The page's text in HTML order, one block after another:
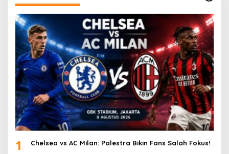
1 Chelsea vs AC Milan: Palestra Bikin Fans Salah Fokus!